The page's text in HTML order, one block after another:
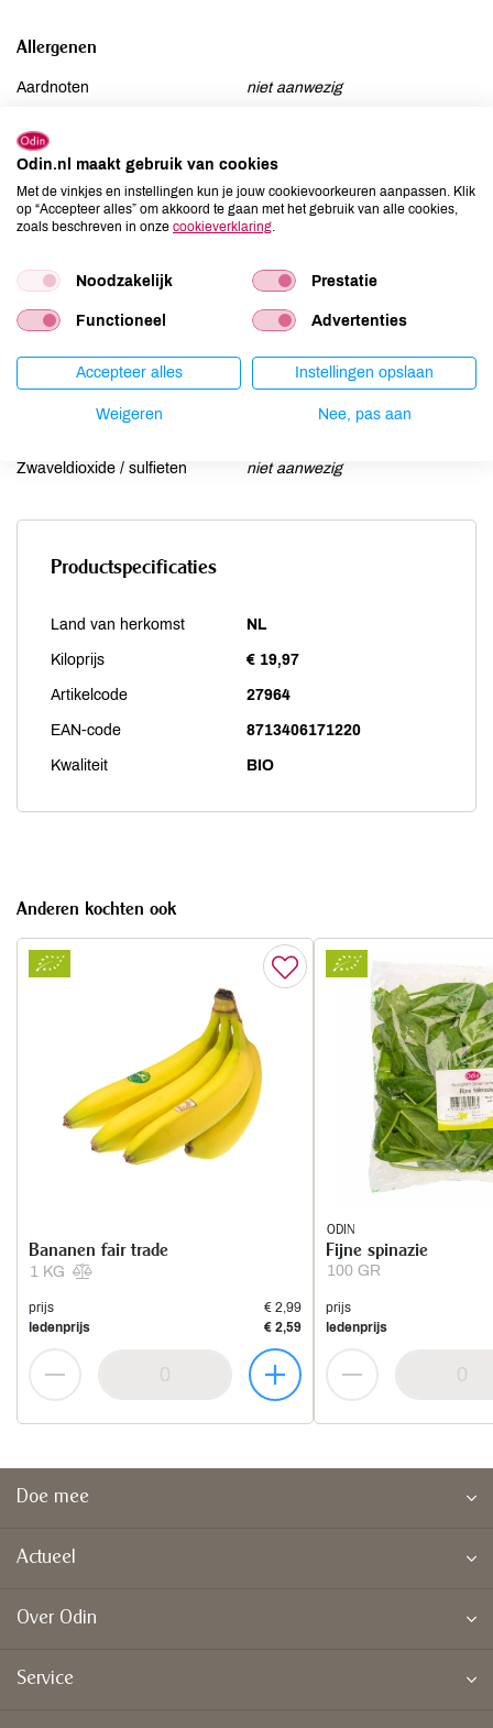
Allergenen
Aardnoten
niet aanwezig
Gluten
Lupine
niet aanwezig
Mosterd
niet aanwezig
Noten
niet aanwezig
Schaaldieren
niet aanwezig
Selderij
niet aanwezig
niet aanwezig
niet aanwezig
Zwaveldioxide / sulfieten
niet aanwezig
Productspecificaties
Land van herkomst NL
Kiloprijs € 19,97
Artikelcode 27964
EAN-code 8713406171220
Kwaliteit BIO
Anderen kochten ook
1 KG
Bananen fair trade
prijs
€ 2,99
ledenprijs
€ 2,59
ODIN
100 GR
Fijne spinazie
prijs
ledenprijs
Doe mee
Actueel
Over Odin
Service
Odin.nl maakt gebruik van cookies
Met de vinkjes en instellingen kun je jouw cookievoorkeuren aanpassen. Klik
op “Accepteer alles” om akkoord te gaan met het gebruik van alle cookies,
zoals beschreven in onze cookieverklaring.
Noodzakelijk Prestatie
Functioneel Advertenties
Accepteer alles Instellingen opslaan
Weigeren Nee, pas aan